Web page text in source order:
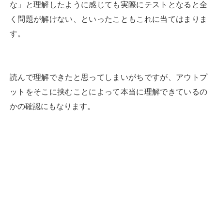
な」と理解したように感じても実際にテストとなると全
く問題が解けない、といったこともこれに当てはまりま
す。
読んで理解できたと思ってしまいがちですが、アウトプ
ットをそこに挟むことによって本当に理解できているの
かの確認にもなります。